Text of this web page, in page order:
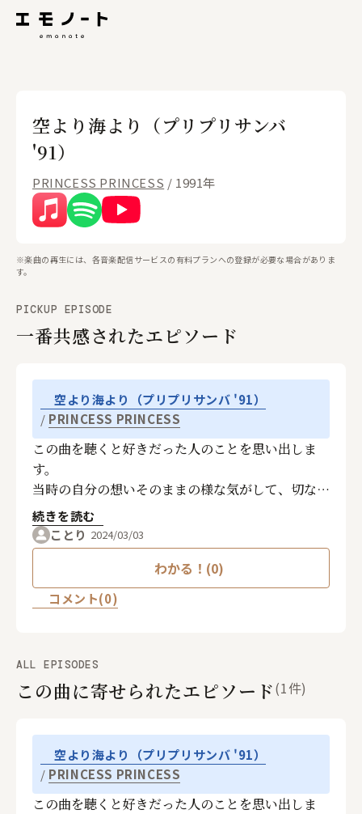
空より海より（プリプリサンバ
'91）
PRINCESS PRINCESS / 1991年
※楽曲の再生には、各音楽配信サービスの有料プランへの登録が必要な場合がありま
す。
PICKUP EPISODE
一番共感されたエピソード
空より海より（プリプリサンバ '91）
PRINCESS PRINCESS
この曲を聴くと好きだった人のことを思い出しま
す。
当時の自分の想いそのままの様な気がして、切なく
なる曲です。
続きを読む
ことり 2024/03/03
わかる！(0)
コメント(0)
ALL EPISODES
この曲に寄せられたエピソード(1件)
空より海より（プリプリサンバ '91）
PRINCESS PRINCESS
この曲を聴くと好きだった人のことを思い出しま